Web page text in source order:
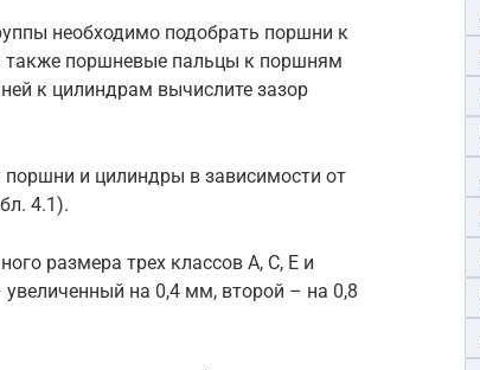
необходимо подобрать поршни к
также поршневые пальцы к поршням
к цилиндрам вычислите зазор
и цилиндры в зависимости от
4.1).
размера трех классов A, C, E и
на 0,4 мм, второй – на 0,8